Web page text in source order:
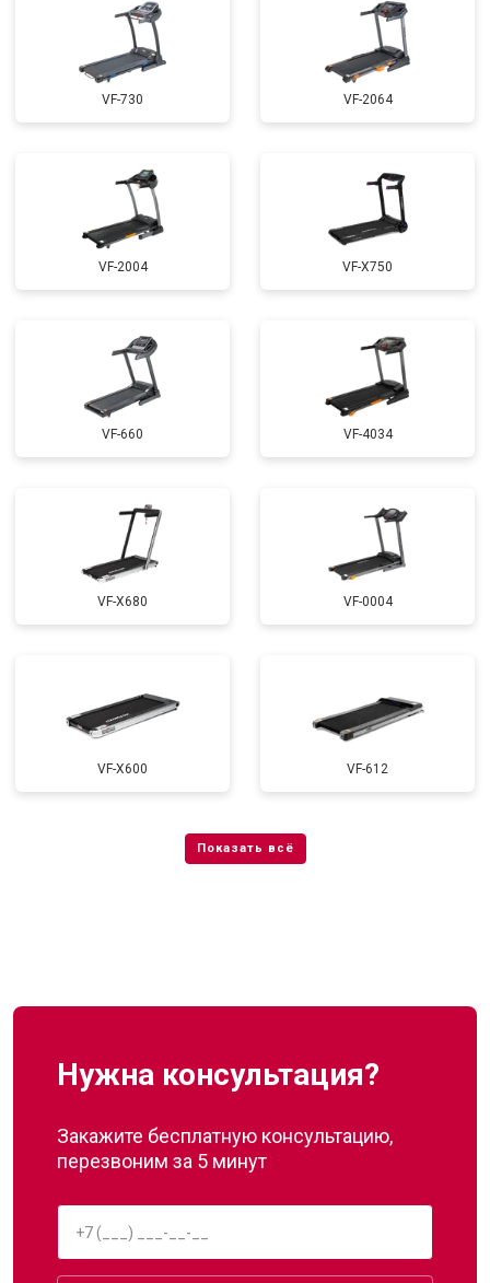
VF-730 VF-2064
VF-2004 VF-X750
VF-660 VF-4034
VF-X680 VF-0004
VF-X600 VF-612
Нужна консультация?
Закажите бесплатную консультацию,
перезвоним за 5 минут